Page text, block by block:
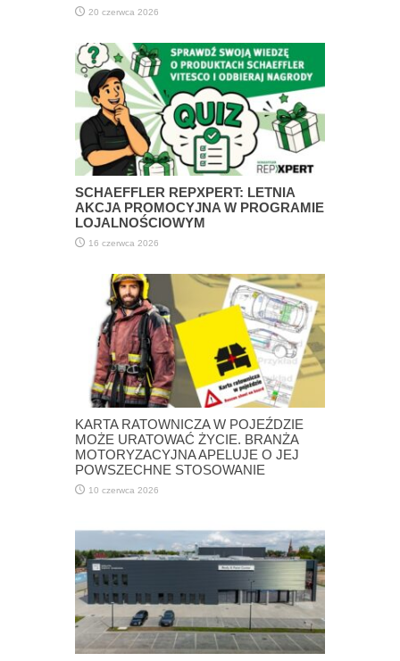
20 czerwca 2026
SCHAEFFLER REPXPERT: LETNIA
AKCJA PROMOCYJNA W PROGRAMIE
LOJALNOŚCIOWYM
16 czerwca 2026
KARTA RATOWNICZA W POJEŹDZIE
MOŻE URATOWAĆ ŻYCIE. BRANŻA
MOTORYZACYJNA APELUJE O JEJ
POWSZECHNE STOSOWANIE
10 czerwca 2026